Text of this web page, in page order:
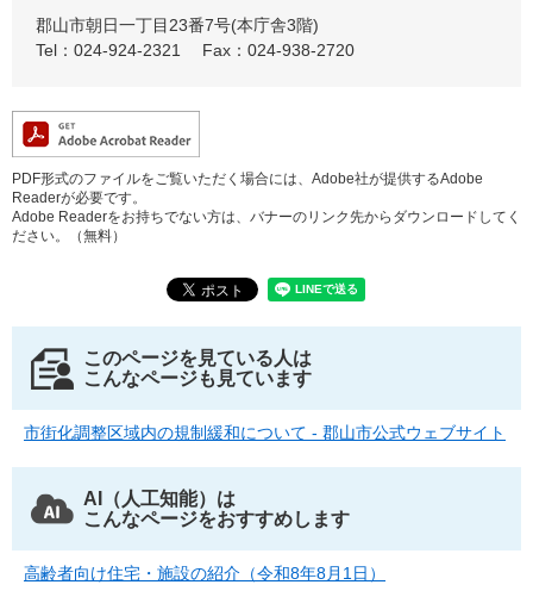
郡山市朝日一丁目23番7号(本庁舎3階)
Tel：024-924-2321
Fax：024-938-2720
PDF形式のファイルをご覧いただく場合には、Adobe社が提供するAdobe
Readerが必要です。
Adobe Readerをお持ちでない方は、バナーのリンク先からダウンロードしてく
ださい。（無料）
このページを見ている人は
こんなページも見ています
市街化調整区域内の規制緩和について - 郡山市公式ウェブサイト
AI（人工知能）は
こんなページをおすすめします
高齢者向け住宅・施設の紹介（令和8年8月1日）